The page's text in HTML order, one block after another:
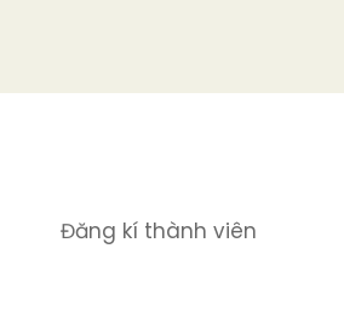
Đăng kí thành viên